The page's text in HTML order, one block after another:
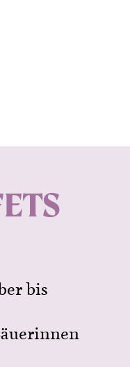
bis